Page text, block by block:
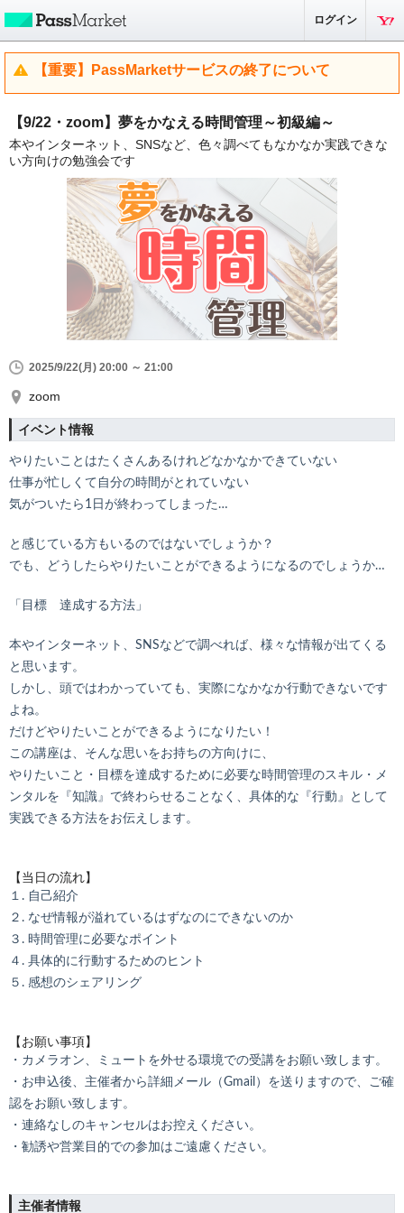
ログイン
【重要】PassMarketサービスの終了について
【9/22・zoom】夢をかなえる時間管理～初級編～
本やインターネット、SNSなど、色々調べてもなかなか実践できな
い方向けの勉強会です
2025/9/22(月) 20:00 ～ 21:00
zoom
イベント情報
やりたいことはたくさんあるけれどなかなかできていない
仕事が忙しくて自分の時間がとれていない
気がついたら1日が終わってしまった…
と感じている方もいるのではないでしょうか？
でも、どうしたらやりたいことができるようになるのでしょうか…
「目標 達成する方法」
本やインターネット、SNSなどで調べれば、様々な情報が出てくる
と思います。
しかし、頭ではわかっていても、実際になかなか行動できないです
よね。
だけどやりたいことができるようになりたい！
この講座は、そんな思いをお持ちの方向けに、
やりたいこと・目標を達成するために必要な時間管理のスキル・メ
ンタルを『知識』で終わらせることなく、具体的な『行動』として
実践できる方法をお伝えします。
【当日の流れ】
１. 自己紹介
２. なぜ情報が溢れているはずなのにできないのか
３. 時間管理に必要なポイント
４. 具体的に行動するためのヒント
５. 感想のシェアリング
【お願い事項】
・カメラオン、ミュートを外せる環境での受講をお願い致します。
・お申込後、主催者から詳細メール（Gmail）を送りますので、ご確
認をお願い致します。
・連絡なしのキャンセルはお控えください。
・勧誘や営業目的での参加はご遠慮ください。
主催者情報